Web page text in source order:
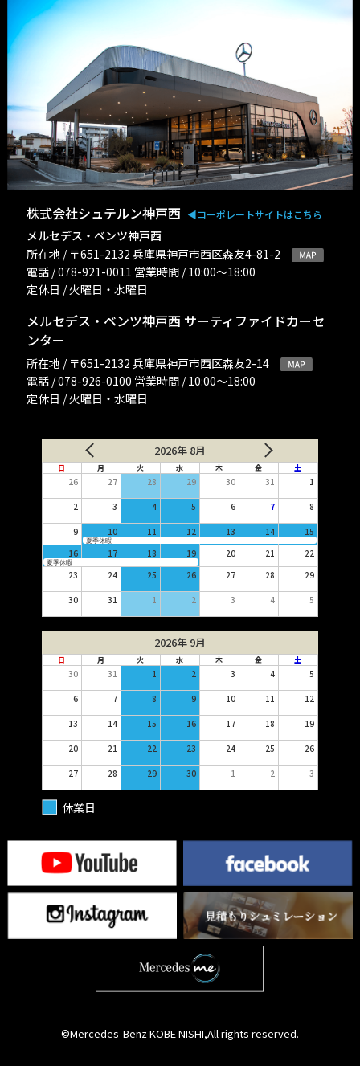
株式会社シュテルン神戸西 ◀︎コーポレートサイトはこちら
メルセデス・ベンツ神戸西
所在地 / 〒651-2132 兵庫県神戸市西区森友4-81-2
電話 / 078-921-0011 営業時間 / 10:00〜18:00
定休日 / 火曜日・水曜日
メルセデス・ベンツ神戸西 サーティファイドカーセ
ンター
所在地 / 〒651-2132 兵庫県神戸市西区森友2-14
電話 / 078-926-0100 営業時間 / 10:00〜18:00
定休日 / 火曜日・水曜日
2026年 8月
日 月 火 水 木 金 土
26 27 28 29 30 31 1
2 3 4 5 6 7 8
9 10 11 12 13 14 15
夏季休暇
16 17 18 19 20 21 22
夏季休暇
23 24 25 26 27 28 29
30 31 1 2 3 4 5
2026年 9月
日 月 火 水 木 金 土
30 31 1 2 3 4 5
6 7 8 9 10 11 12
13 14 15 16 17 18 19
20 21 22 23 24 25 26
27 28 29 30 1 2 3
休業日
©Mercedes-Benz KOBE NISHI,All rights reserved.